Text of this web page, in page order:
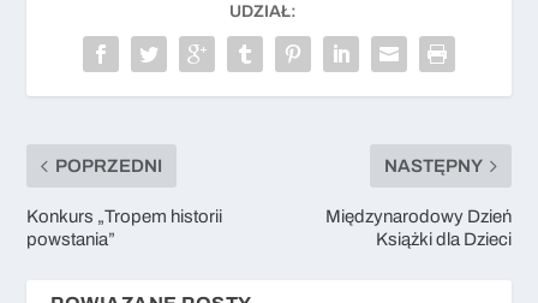
UDZIAŁ:
POPRZEDNI
Konkurs „Tropem historii
powstania”
NASTĘPNY
Międzynarodowy Dzień
Książki dla Dzieci